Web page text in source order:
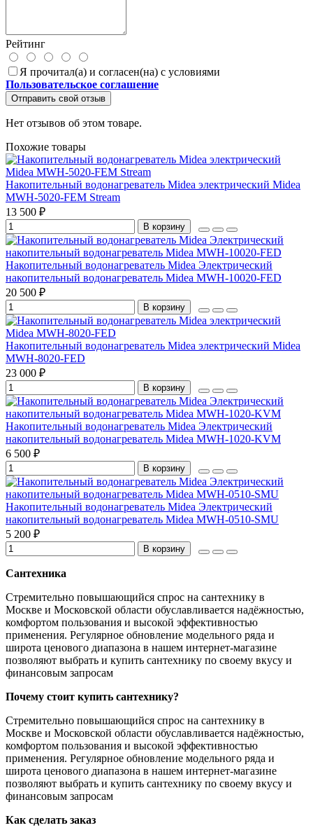
Рейтинг
Я прочитал(а) и согласен(на) с условиями
Пользовательское соглашение
Отправить свой отзыв
Нет отзывов об этом товаре.
Похожие товары
Накопительный водонагреватель Midea электрический Midea
MWH-5020-FEM Stream
13 500 ₽
В корзину
Накопительный водонагреватель Midea Электрический
накопительный водонагреватель Midea MWH-10020-FED
20 500 ₽
В корзину
Накопительный водонагреватель Midea электрический Midea
MWH-8020-FED
23 000 ₽
В корзину
Накопительный водонагреватель Midea Электрический
накопительный водонагреватель Midea MWH-1020-KVM
6 500 ₽
В корзину
Накопительный водонагреватель Midea Электрический
накопительный водонагреватель Midea MWH-0510-SMU
5 200 ₽
В корзину
Сантехника
Стремительно повышающийся спрос на сантехнику в
Москве и Московской области обуславливается надёжностью,
комфортом пользования и высокой эффективностью
применения. Регулярное обновление модельного ряда и
широта ценового диапазона в нашем интернет-магазине
позволяют выбрать и купить сантехнику по своему вкусу и
финансовым запросам
Почему стоит купить сантехнику?
Стремительно повышающийся спрос на сантехнику в
Москве и Московской области обуславливается надёжностью,
комфортом пользования и высокой эффективностью
применения. Регулярное обновление модельного ряда и
широта ценового диапазона в нашем интернет-магазине
позволяют выбрать и купить сантехнику по своему вкусу и
финансовым запросам
Как сделать заказ